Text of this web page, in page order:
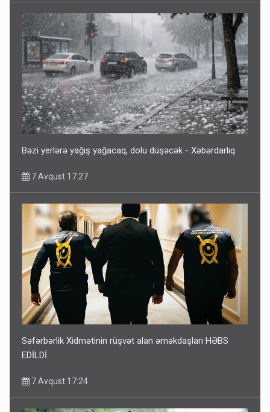
Bəzi yerlərə yağış yağacaq, dolu düşəcək - Xəbərdarlıq
7 Avqust 17:27
Səfərbərlik Xidmətinin rüşvət alan əməkdaşları HƏBS
EDİLDİ
7 Avqust 17:24